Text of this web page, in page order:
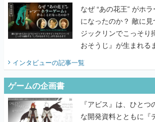
なぜ “あの花王” がホ
になったのか？ 敵に見つからないようにマ
ジックリンでこっそり
おそうじ』が生まれる
インタビューの記事一覧
ゲームの企画書
『アビス』は、ひと
な開発資料とともに『